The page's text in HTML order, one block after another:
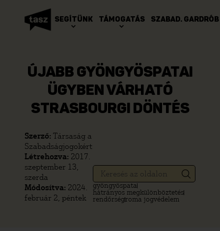
SEGÍTÜNK TÁMOGATÁS SZABAD. GARDRÓB
ÚJABB GYÖNGYÖSPATAI
ÜGYBEN VÁRHATÓ
STRASBOURGI DÖNTÉS
Szerző: Társaság a
Szabadságjogokért
Létrehozva: 2017.
szeptember 13,
szerda
Módosítva: 2024.
február 2, péntek
gyöngyöspata
hátrányos megkülönböztetés
rendőrségroma jogvédelem